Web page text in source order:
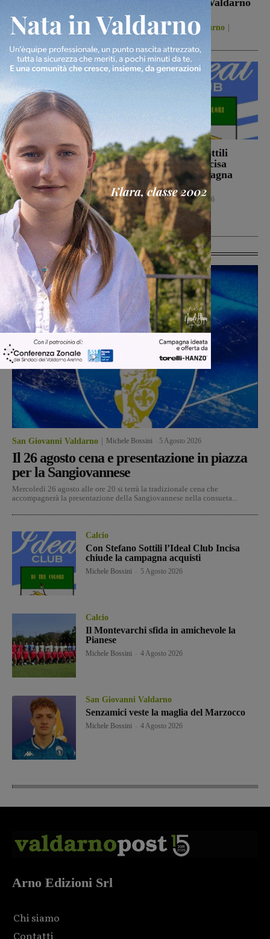
San Giovanni Valdarno
5 Agosto 2026
Volley
Figline Incisa Valdarno
5 Agosto 2026
Ennesimo atto di
violenza contro gli
animali: a Montalto
gatto colpito da pallini.
Enpa: “Atto
ingiustificabile”
Cronaca 5 Agosto 2026
Con Stefano Sottili
l’Ideal Club Incisa
chiude la campagna
acquisti
Calcio 5 Agosto 2026
Ultime Calcio
San Giovanni Valdarno Michele Bossini 5 Agosto 2026
Il 26 agosto cena e presentazione in piazza
per la Sangiovannese
Mercoledì 26 agosto alle ore 20 si terrà la tradizionale cena che
accompagnerà la presentazione della Sangiovannese nella consueta...
Calcio
Con Stefano Sottili l’Ideal Club Incisa
chiude la campagna acquisti
Michele Bossini 5 Agosto 2026
Calcio
Il Montevarchi sfida in amichevole la
Pianese
Michele Bossini 4 Agosto 2026
San Giovanni Valdarno
Senzamici veste la maglia del Marzocco
Michele Bossini 4 Agosto 2026
Arno Edizioni Srl
Chi siamo
Contatti